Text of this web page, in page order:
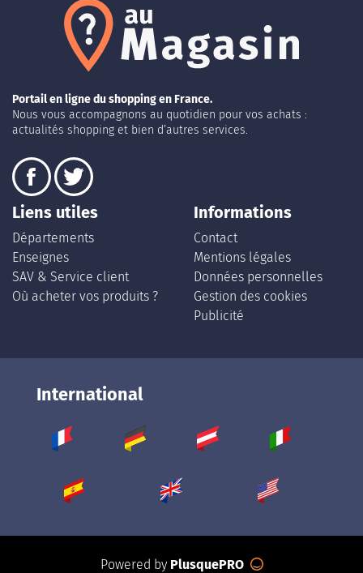
Portail en ligne du shopping en France.
Nous vous accompagnons au quotidien pour vos achats :
actualités shopping et bien d’autres services.
Liens utiles
Départements
Enseignes
SAV & Service client
Où acheter vos produits ?
Informations
Contact
Mentions légales
Données personnelles
Gestion des cookies
Publicité
International
Powered by PlusquePRO